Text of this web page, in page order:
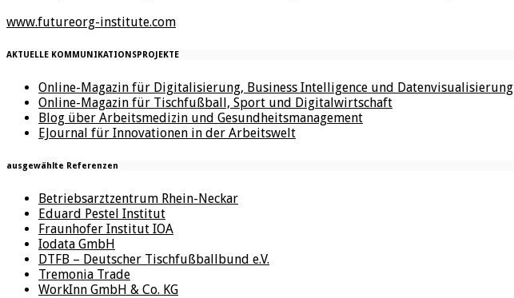
www.futureorg-institute.com
AKTUELLE KOMMUNIKATIONSPROJEKTE
Online-Magazin für Digitalisierung, Business Intelligence und Datenvisualisierung
Online-Magazin für Tischfußball, Sport und Digitalwirtschaft
Blog über Arbeitsmedizin und Gesundheitsmanagement
EJournal für Innovationen in der Arbeitswelt
ausgewählte Referenzen
Betriebsarztzentrum Rhein-Neckar
Eduard Pestel Institut
Fraunhofer Institut IOA
Iodata GmbH
DTFB – Deutscher Tischfußballbund e.V.
Tremonia Trade
WorkInn GmbH & Co. KG